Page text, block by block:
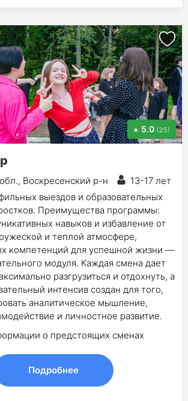
5.0 (25)
Воскресенский р-н
13-17 лет
выездов и образовательных
Преимущества программы:
навыков и избавление от
и теплой атмосфере,
компетенций для успешной жизни —
модуля. Каждая смена дает
разгрузиться и отдохнуть, а
интенсив создан для того,
аналитическое мышление,
и личностное развитие.
о предстоящих сменах
Подробнее